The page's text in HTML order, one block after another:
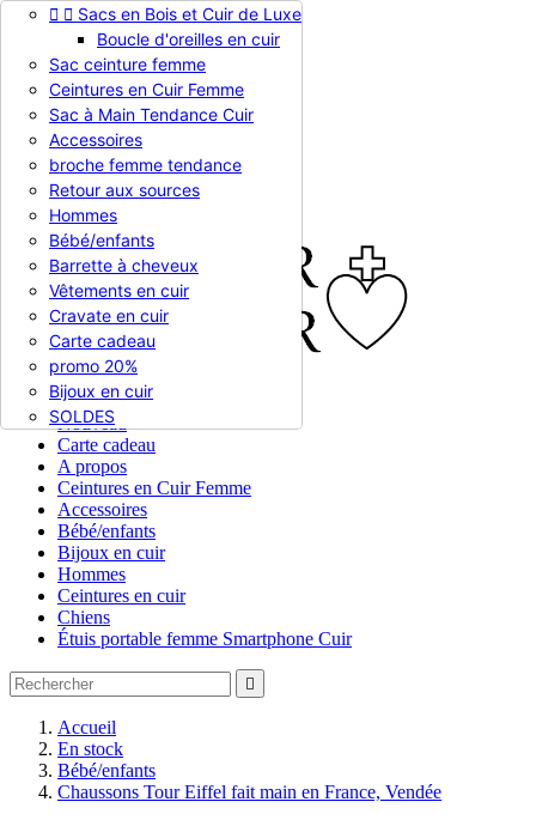
Appelez-nous :0786510612
EUR € 
EUR €
RUB RUB
Connexion
shopping_cart Panier (0)
  En stock
  Sacs en Bois et Cuir de Luxe
Boucle d'oreilles en cuir
Sac ceinture femme
Ceintures en Cuir Femme
Sac à Main Tendance Cuir
Accessoires
broche femme tendance
Retour aux sources
Hommes
Bébé/enfants
Barrette à cheveux
Vêtements en cuir
Cravate en cuir
Carte cadeau
promo 20%
Bijoux en cuir
SOLDES
Nouveau
Carte cadeau
A propos
Ceintures en Cuir Femme
Accessoires
Bébé/enfants
Bijoux en cuir
Hommes
Ceintures en cuir
Chiens
Étuis portable femme Smartphone Cuir

Accueil
En stock
Bébé/enfants
Chaussons Tour Eiffel fait main en France, Vendée